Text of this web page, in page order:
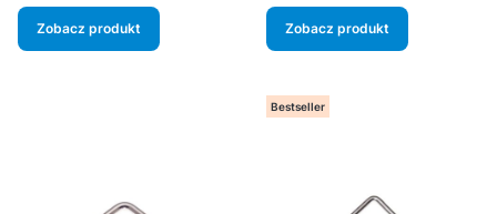
Zobacz produkt Zobacz produkt
Bestseller